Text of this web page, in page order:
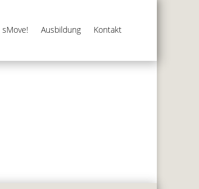
sMove! Ausbildung Kontakt